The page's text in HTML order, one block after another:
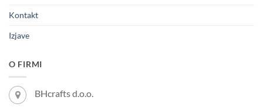
Kontakt
Izjave
O FIRMI
BHcrafts d.o.o.